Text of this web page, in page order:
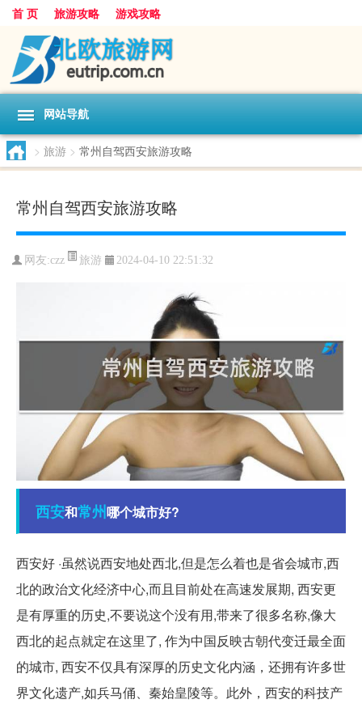
首 页 旅游攻略 游戏攻略
网站导航
> 旅游 > 常州自驾西安旅游攻略
常州自驾西安旅游攻略
网友:czz 旅游 2024-04-10 22:51:32
西安和常州哪个城市好?
西安好 ·虽然说西安地处西北,但是怎么着也是省会城市,西
北的政治文化经济中心,而且目前处在高速发展期, 西安更
是有厚重的历史,不要说这个没有用,带来了很多名称,像大
西北的起点就定在这里了, 作为中国反映古朝代变迁最全面
的城市, 西安不仅具有深厚的历史文化内涵，还拥有许多世
界文化遗产,如兵马俑、秦始皇陵等。此外，西安的科技产